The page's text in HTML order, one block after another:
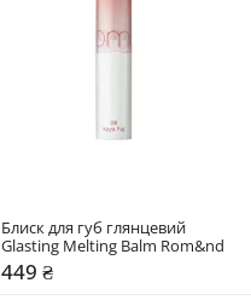
Блиск для губ глянцевий
449 ₴